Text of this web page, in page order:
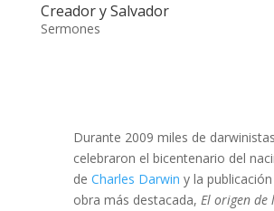
Creador y Salvador
Sermones
Durante 2009 miles de darwinistas
celebraron el bicentenario del
de Charles Darwin y la
obra más destacada, El origen de